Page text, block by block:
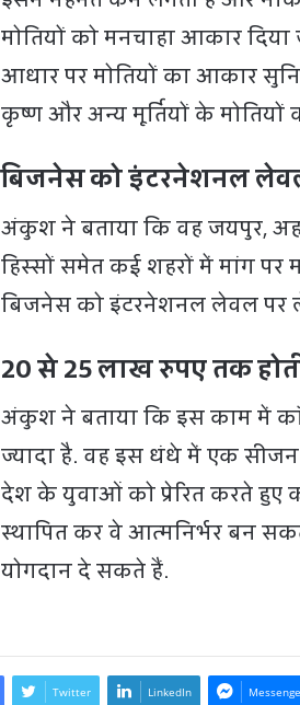
मोतियों को मनचाहा आकार
आधार पर मोतियों का आकार
कृष्ण और अन्य मूर्तियों के
बिजनेस को इंटरनेशनल
अंकुश ने बताया कि वह जयपुर,
हिस्सों समेत कई शहरों में मांग पर
बिजनेस को इंटरनेशनल लेवल पर
20 से 25 लाख रुपए तक
अंकुश ने बताया कि इस काम में
ज्यादा है. वह इस धंधे में एक
देश के युवाओं को प्रेरित करते हुए
स्थापित कर वे आत्मनिर्भर बन
योगदान दे सकते हैं.
Twitter LinkedIn